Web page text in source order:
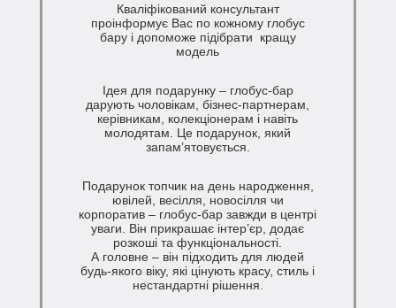
Кваліфікований консультант
проінформує Вас по кожному глобус
бару і допоможе підібрати кращу
модель
Ідея для подарунку – глобус-бар
дарують чоловікам, бізнес-партнерам,
керівникам, колекціонерам і навіть
молодятам. Це подарунок, який
запам’ятовується.
Подарунок топчик на день народження,
ювілей, весілля, новосілля чи
корпоратив – глобус-бар завжди в центрі
уваги. Він прикрашає інтер’єр, додає
розкоші та функціональності.
А головне – він підходить для людей
будь-якого віку, які цінують красу, стиль і
нестандартні рішення.